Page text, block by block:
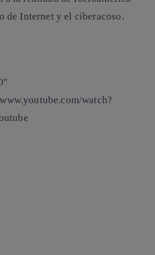
de Internet y el ciberacoso.
watch?